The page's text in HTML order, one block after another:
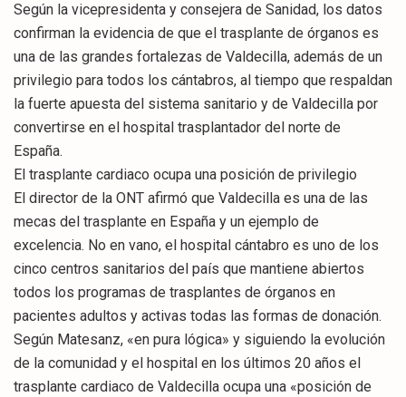
Según la vicepresidenta y consejera de Sanidad, los datos
confirman la evidencia de que el trasplante de órganos es
una de las grandes fortalezas de Valdecilla, además de un
privilegio para todos los cántabros, al tiempo que respaldan
la fuerte apuesta del sistema sanitario y de Valdecilla por
convertirse en el hospital trasplantador del norte de
España.
El trasplante cardiaco ocupa una posición de privilegio
El director de la ONT afirmó que Valdecilla es una de las
mecas del trasplante en España y un ejemplo de
excelencia. No en vano, el hospital cántabro es uno de los
cinco centros sanitarios del país que mantiene abiertos
todos los programas de trasplantes de órganos en
pacientes adultos y activas todas las formas de donación.
Según Matesanz, «en pura lógica» y siguiendo la evolución
de la comunidad y el hospital en los últimos 20 años el
trasplante cardiaco de Valdecilla ocupa una «posición de